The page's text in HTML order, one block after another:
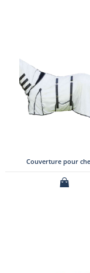
Couverture pour